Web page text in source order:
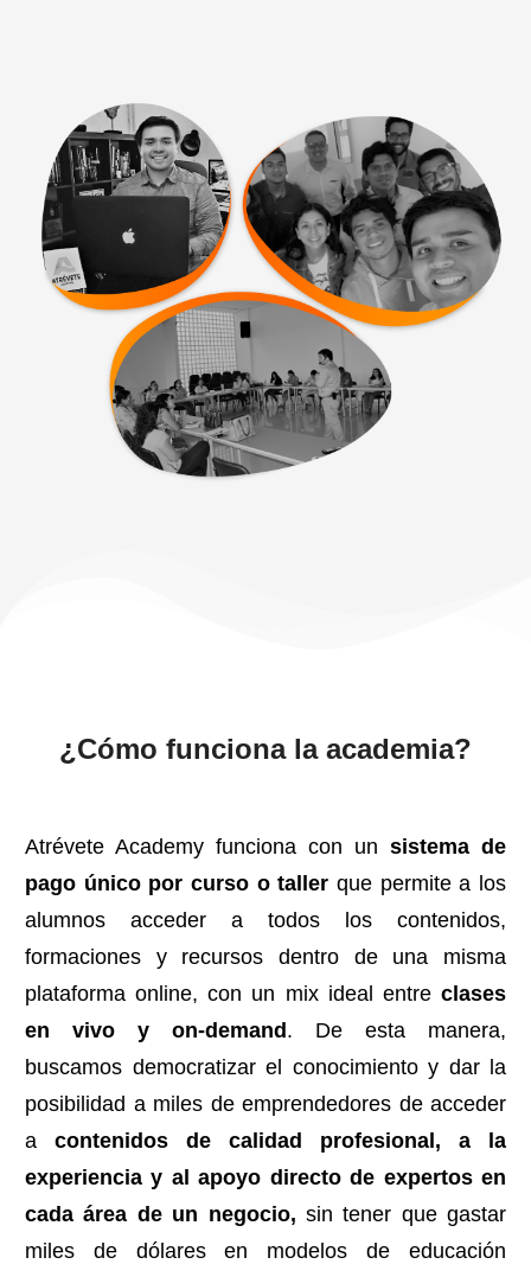
¿Cómo funciona la academia?
Atrévete Academy funciona con un sistema de
pago único por curso o taller que permite a los
alumnos acceder a todos los contenidos,
formaciones y recursos dentro de una misma
plataforma online, con un mix ideal entre clases
en vivo y on-demand. De esta manera,
buscamos democratizar el conocimiento y dar la
posibilidad a miles de emprendedores de acceder
a contenidos de calidad profesional, a la
experiencia y al apoyo directo de expertos en
cada área de un negocio, sin tener que gastar
miles de dólares en modelos de educación